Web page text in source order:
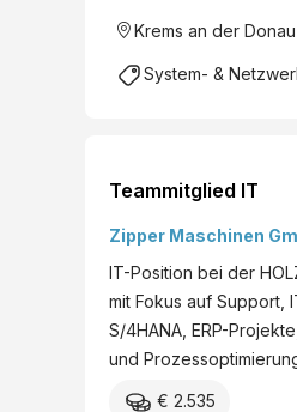
Krems an der Donau
System- &
Teammitglied IT
Zipper Maschinen
IT-Position bei der
mit Fokus auf Support,
S/4HANA, ERP-
und
€ 2.535